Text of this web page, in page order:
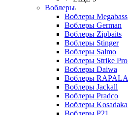
Воблеры
Воблеры Megabass
Воблеры German
Воблеры Zipbaits
Воблеры Stinger
Воблеры Salmo
Воблеры Strike Pro
Воблеры Daiwa
Воблеры RAPALA
Воблеры Jackall
Воблеры Pradco
Воблеры Kosadaka
Воблеры P21